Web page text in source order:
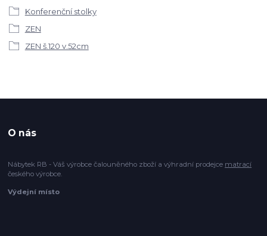
Konferenční stolky
ZEN
ZEN š.120 v.52cm
O nás
Nábytek RB - Váš výrobce čalouněného zboží a výhradní prodejce matrací
českého výrobce.
Výdejní místo